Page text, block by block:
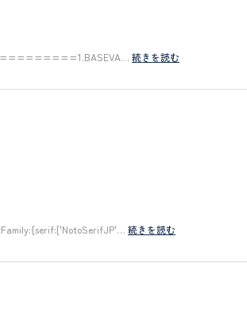
続きを読む
続きを読む